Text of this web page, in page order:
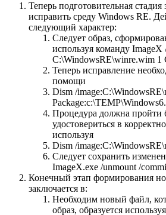
Теперь подготовительная стадия
исправить среду Windows RE.
следующий характер:
Следует образ,
используя команду ImageX
C:\WindowsRE\winre.wim 1
Теперь исправление
помощи
Dism /
Процедура должна пройти
удостовериться в
используя
Dism /
Следует сохранить
ImageX.exe /unmount /
Конечный этап формирования
заключается в:
Необходим новый файл,
образ, образуется используя